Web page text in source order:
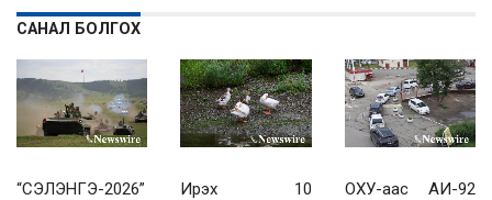
САНАЛ БОЛГОХ
“СЭЛЭНГЭ-2026”
Ирэх 10
ОХУ-аас АИ-92